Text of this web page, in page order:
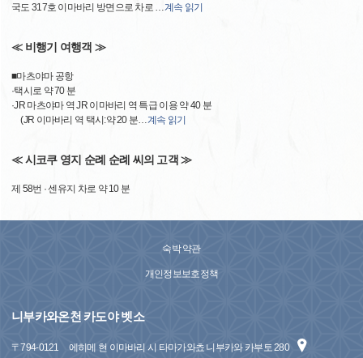
국도 317호 이마바리 방면으로 차로
계속 읽기
≪ 비행기 여행객 ≫
■마츠야마 공항
·택시로 약 70 분
·JR 마츠야마 역 JR 이마바리 역 특급 이용 약 40 분
(JR 이마바리 역 택시:약 20 분
계속 읽기
≪ 시코쿠 영지 순례 순례 씨의 고객 ≫
제 58번 · 센유지 차로 약 10 분
숙박 약관
개인정보보호정책
니부카와온천 카도야 벳소
〒794-0121 에히메 현 이마바리 시 타마가와쵸 니부카와 카부토 280